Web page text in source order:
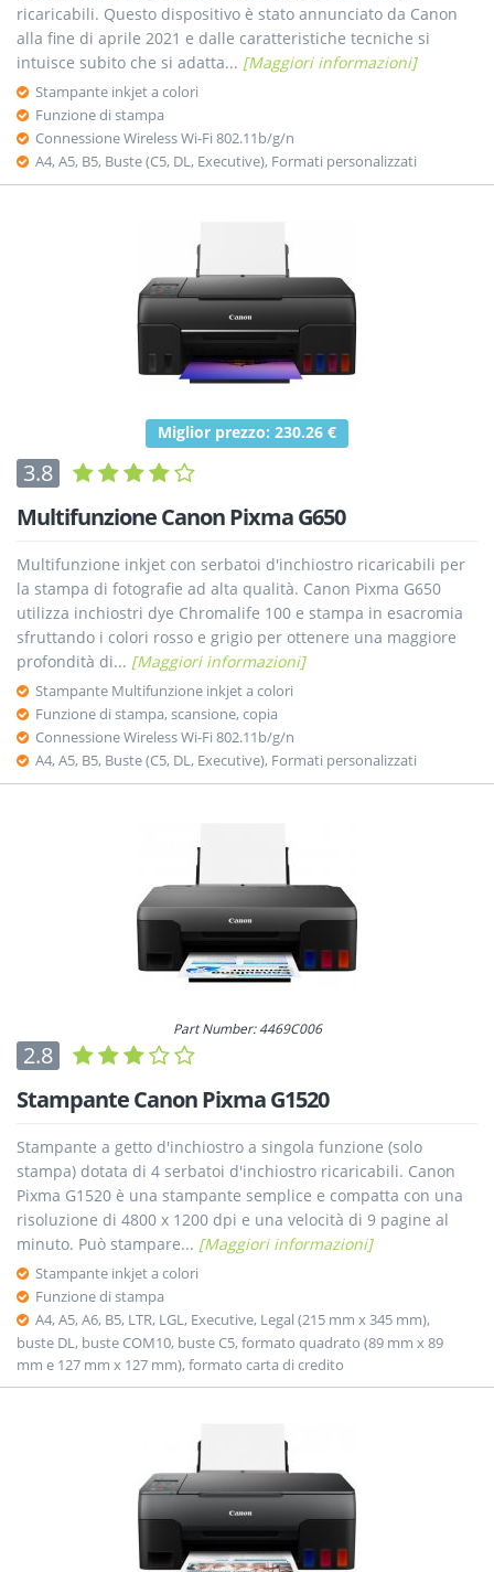
ricaricabili. Questo dispositivo è stato annunciato da Canon
alla fine di aprile 2021 e dalle caratteristiche tecniche si
intuisce subito che si adatta... [Maggiori informazioni]
Stampante inkjet a colori
Funzione di stampa
Connessione Wireless Wi-Fi 802.11b/g/n
A4, A5, B5, Buste (C5, DL, Executive), Formati personalizzati
Miglior prezzo: 230.26 €
3.8
Multifunzione Canon Pixma G650
Multifunzione inkjet con serbatoi d'inchiostro ricaricabili per
la stampa di fotografie ad alta qualità. Canon Pixma G650
utilizza inchiostri dye Chromalife 100 e stampa in esacromia
sfruttando i colori rosso e grigio per ottenere una maggiore
profondità di... [Maggiori informazioni]
Stampante Multifunzione inkjet a colori
Funzione di stampa, scansione, copia
Connessione Wireless Wi-Fi 802.11b/g/n
A4, A5, B5, Buste (C5, DL, Executive), Formati personalizzati
Part Number: 4469C006
2.8
Stampante Canon Pixma G1520
Stampante a getto d'inchiostro a singola funzione (solo
stampa) dotata di 4 serbatoi d'inchiostro ricaricabili. Canon
Pixma G1520 è una stampante semplice e compatta con una
risoluzione di 4800 x 1200 dpi e una velocità di 9 pagine al
minuto. Può stampare... [Maggiori informazioni]
Stampante inkjet a colori
Funzione di stampa
A4, A5, A6, B5, LTR, LGL, Executive, Legal (215 mm x 345 mm),
buste DL, buste COM10, buste C5, formato quadrato (89 mm x 89
mm e 127 mm x 127 mm), formato carta di credito